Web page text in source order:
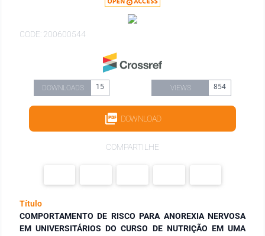
CODE: 200600544
DOWNLOADS 15 VIEWS 854
DOWNLOAD
COMPARTILHE
Título
COMPORTAMENTO DE RISCO PARA ANOREXIA NERVOSA
EM UNIVERSITÁRIOS DO CURSO DE NUTRIÇÃO EM UMA